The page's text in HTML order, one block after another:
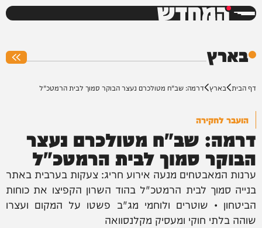
המחדש
בארץ
דף הבית בארץ דרמה: שב"ח מטולכרם נעצר הבוקר סמוך לבית הרמטכ"ל
הועבר לחקירה
דרמה: שב"ח מטולכרם נעצר
הבוקר סמוך לבית הרמטכ"ל
ערנות המאבטחים מנעה אירוע חריג: צעקות בערבית באתר
בנייה סמוך לבית הרמטכ"ל בהוד השרון הקפיצו את כוחות
הביטחון • שוטרים ולוחמי מג"ב פשטו על המקום ועצרו
שוהה בלתי חוקי ומעסיק מקלנסוואה